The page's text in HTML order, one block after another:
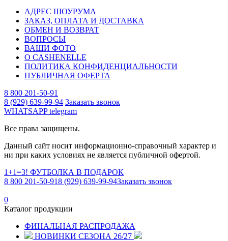
АДРЕС ШОУРУМА
ЗАКАЗ, ОПЛАТА И ДОСТАВКА
ОБМЕН И ВОЗВРАТ
ВОПРОСЫ
ВАШИ ФОТО
О CASHENELLE
ПОЛИТИКА КОНФИДЕНЦИАЛЬНОСТИ
ПУБЛИЧНАЯ ОФЕРТА
8 800 201-50-91
8 (929) 639-99-94 Заказать звонок
WHATSAPPtelegram
Все права защищены.
Данный сайт носит информационно-справочный характер и
ни при каких условиях не является публичной офертой.
1+1=3! ФУТБОЛКА В ПОДАРОК
8 800 201-50-918 (929) 639-99-94Заказать звонок
0
Каталог продукции
ФИНАЛЬНАЯ РАСПРОДАЖА
НОВИНКИ СЕЗОНА 26/27